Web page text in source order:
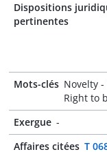
Dispositions
pertinentes
Mots-clés Novelty -
Right to
Exergue -
Affaires citées T